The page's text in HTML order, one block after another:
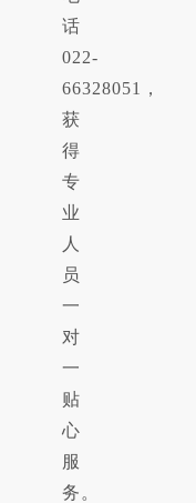
话
022-
66328051，
获
得
专
业
人
员
一
对
一
贴
心
服
务。